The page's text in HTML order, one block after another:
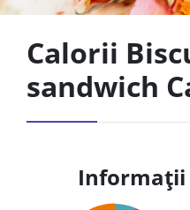
Calorii
sandwich